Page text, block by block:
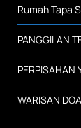
Rumah Tapa
PANGGILAN
PERPISAHAN
WARISAN